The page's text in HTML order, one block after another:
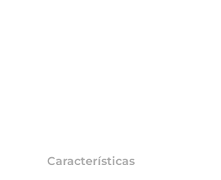
Características